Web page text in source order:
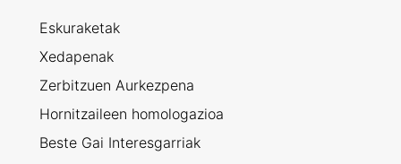
Eskuraketak
Xedapenak
Zerbitzuen Aurkezpena
Hornitzaileen homologazioa
Beste Gai Interesgarriak